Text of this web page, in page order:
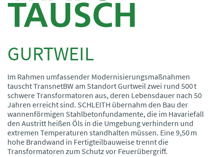
GURTWEIL
Im Rahmen umfassender Modernisierungsmaßnahmen
tauscht TransnetBW am Standort Gurtweil zwei rund 500 t
schwere Transformatoren aus, deren Lebensdauer nach 50
Jahren erreicht sind. SCHLEITH übernahm den Bau der
wannenförmigen Stahlbetonfundamente, die im Havariefall
den Austritt heißen Öls in die Umgebung verhindern und
extremen Temperaturen standhalten müssen. Eine 9,50 m
hohe Brandwand in Fertigteilbauweise trennt die
Transformatoren zum Schutz vor Feuerübergriff.